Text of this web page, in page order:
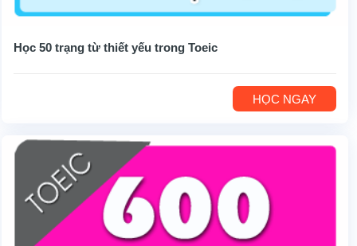
Học 50 trạng từ thiết yếu trong Toeic
HỌC NGAY